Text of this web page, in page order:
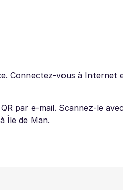
Connectez-vous à Internet
par e-mail. Scannez-le
Île de Man.